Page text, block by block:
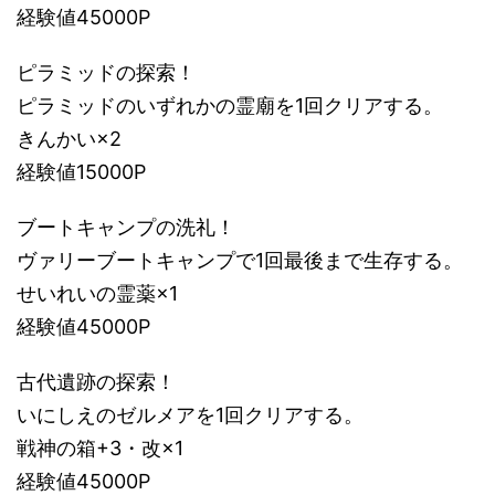
経験値45000P
ピラミッドの探索！
ピラミッドのいずれかの霊廟を1回クリアする。
きんかい×2
経験値15000P
ブートキャンプの洗礼！
ヴァリーブートキャンプで1回最後まで生存する。
せいれいの霊薬×1
経験値45000P
古代遺跡の探索！
いにしえのゼルメアを1回クリアする。
戦神の箱+3・改×1
経験値45000P